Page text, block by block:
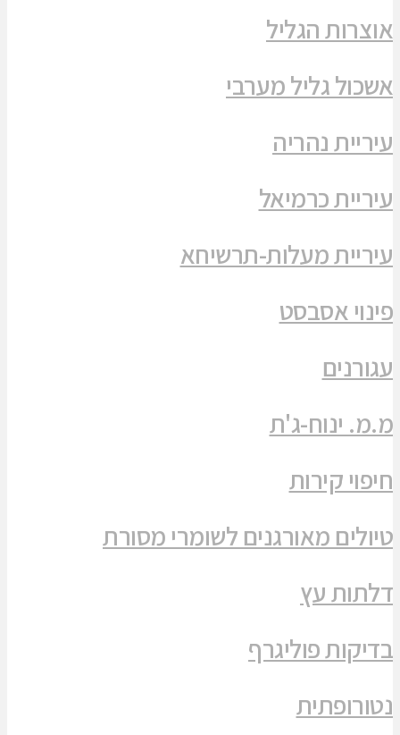
אוצרות הגליל
אשכול גליל מערבי
עיריית נהריה
עיריית כרמיאל
עיריית מעלות-תרשיחא
פינוי אסבסט
עגורנים
מ.מ. ינוח-ג'ת
חיפוי קירות
טיולים מאורגנים לשומרי מסורת
דלתות עץ
בדיקות פוליגרף
נטורופתית